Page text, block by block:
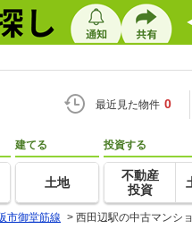
最近見た物件 0
建てる
土地
投資する
不動産
投資
市御堂筋線 > 西田辺駅の中古マンシ